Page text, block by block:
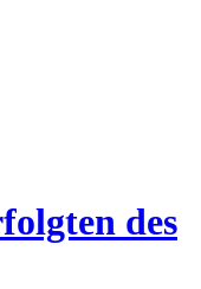
des